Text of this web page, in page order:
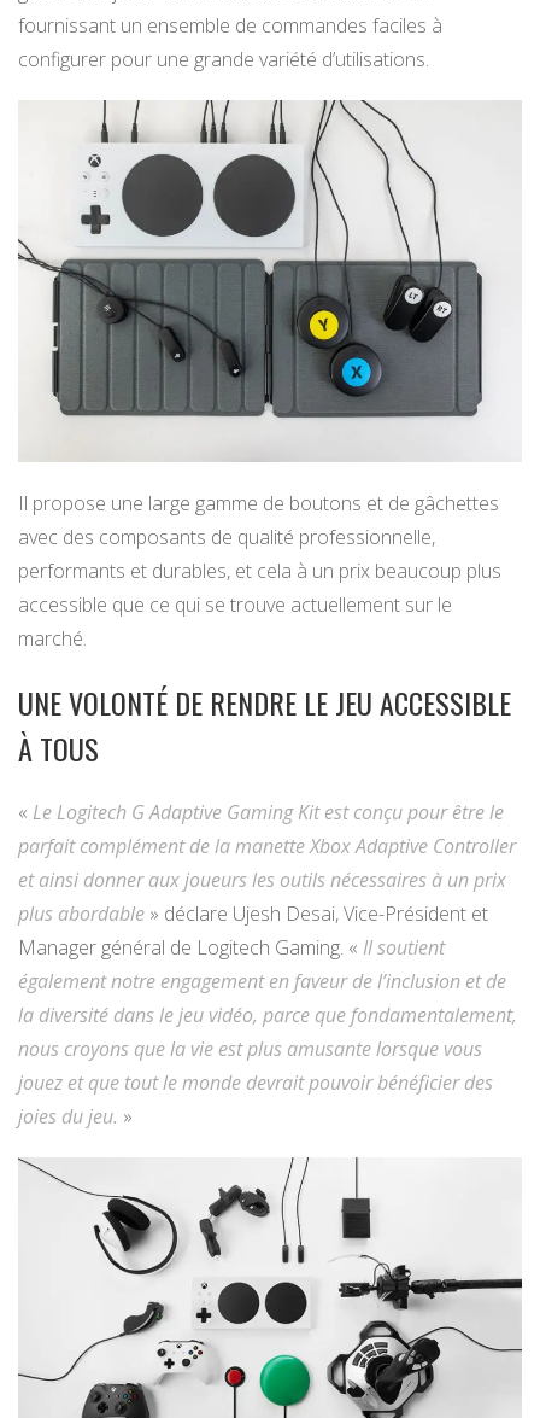
fournissant un ensemble de commandes faciles à
configurer pour une grande variété d’utilisations.
Il propose une large gamme de boutons et de gâchettes
avec des composants de qualité professionnelle,
performants et durables, et cela à un prix beaucoup plus
accessible que ce qui se trouve actuellement sur le
marché.
UNE VOLONTÉ DE RENDRE LE JEU ACCESSIBLE
À TOUS
« Le Logitech G Adaptive Gaming Kit est conçu pour être le
parfait complément de la manette Xbox Adaptive Controller
et ainsi donner aux joueurs les outils nécessaires à un prix
plus abordable » déclare Ujesh Desai, Vice-Président et
Manager général de Logitech Gaming. « Il soutient
également notre engagement en faveur de l’inclusion et de
la diversité dans le jeu vidéo, parce que fondamentalement,
nous croyons que la vie est plus amusante lorsque vous
jouez et que tout le monde devrait pouvoir bénéficier des
joies du jeu. »